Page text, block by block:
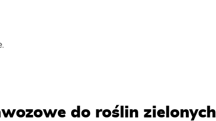
do roślin zielonych